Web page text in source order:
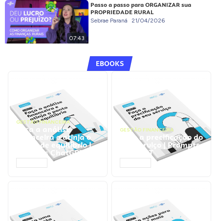
07:43
Passo a passo para ORGANIZAR sua
PROPRIEDADE RURAL
Sebrae Paraná 21/04/2026
EBOOKS
GESTÃO FINANCEIRA
Faça a análise
financeira e atinja o
ponto de equilíbrio |
Prompts ChatGPT
GESTÃO FINANCEIRA
Faça a precificação do
seu serviço | Prompts
ChatGPT